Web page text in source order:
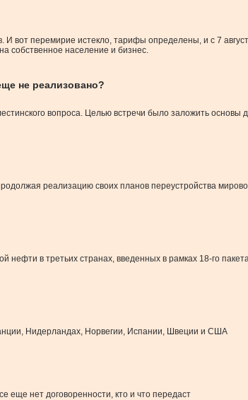
И вот перемирие истекло, тарифы определены, и с 7
собственное население и бизнес.
не реализовано?
вопроса. Целью встречи было заложить основы
реализацию своих планов переустройства
в третьих странах, введенных в рамках 18-го
Нидерландах, Норвегии, Испании, Швеции и США
еще нет договоренности, кто и что передаст